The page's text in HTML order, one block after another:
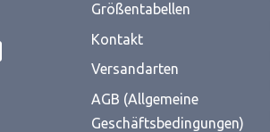
Größentabellen
Kontakt
Versandarten
AGB (Allgemeine
Geschäftsbedingungen)